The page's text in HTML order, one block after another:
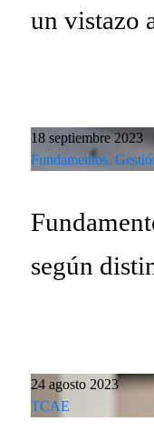
un vistazo
18 septiembre 2023
Fundamentos,
según
24 agosto 2023
TCAE